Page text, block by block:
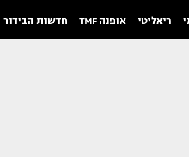
ריאליטי אופנה TMF חדשות הבידור